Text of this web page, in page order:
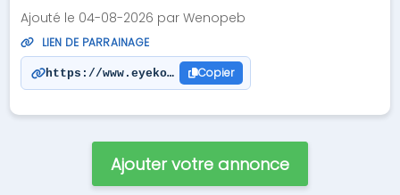
Ajouté le 04-08-2026 par Wenopeb
LIEN DE PARRAINAGE
https://www.eyeko.fr/ Copier
Ajouter votre annonce